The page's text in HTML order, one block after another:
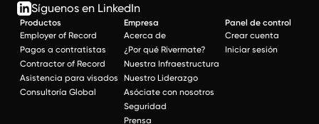
Síguenos en LinkedIn
Productos
Employer of Record
Pagos a contratistas
Contractor of Record
Asistencia para visados
Consultoría Global
Empresa
Acerca de
¿Por qué Rivermate?
Nuestra Infraestructura
Nuestro Liderazgo
Asóciate con nosotros
Seguridad
Prensa
Panel de control
Crear cuenta
Iniciar sesión